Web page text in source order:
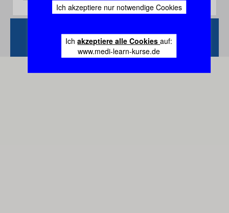
Ich akzeptiere nur notwendige Cookies
Ichakzeptiere alle Cookiesauf:
www.medi-learn-kurse.de
Zurück
Vertrag
widerrufen